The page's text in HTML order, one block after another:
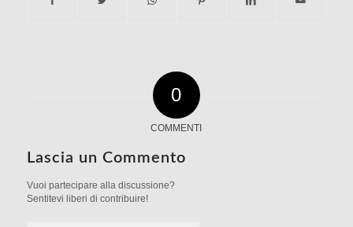
0
COMMENTI
Lascia un Commento
Vuoi partecipare alla discussione?
Sentitevi liberi di contribuire!